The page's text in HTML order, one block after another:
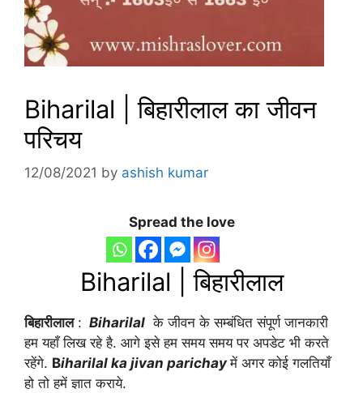
Biharilal | बिहारीलाल का जीवन
परिचय
12/08/2021 by ashish kumar
Spread the love
Biharilal | बिहारीलाल
बिहारीलाल: Biharilal के जीवन के सम्बंधित संपूर्ण जानकारी
हम यहाँ लिख रहे है. आगे इसे हम समय समय पर अपडेट भी करते
रहेंगे. Biharilal ka jivan parichay में अगर कोई गलतियाँ
हो तो हमें ज्ञात कराये.